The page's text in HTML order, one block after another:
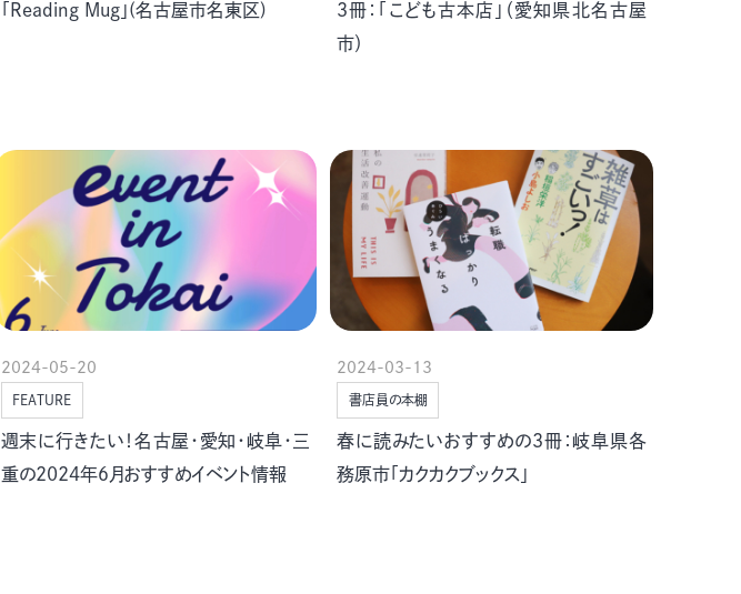
「Reading Mug」(名古屋市名東区)
３冊：「こども古本店」（愛知県北名古屋
市）
2024-05-20
FEATURE
週末に行きたい！名古屋・愛知・岐阜・三
重の2024年６月おすすめイベント情報
2024-03-13
書店員の本棚
春に読みたいおすすめの３冊：岐阜県各
務原市「カクカクブックス」